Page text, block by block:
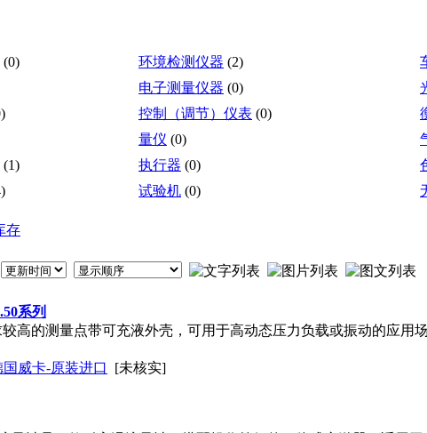
(0) 环境检测仪器 (2)
电子测量仪器 (0)
控制（调节）仪表 (0)
量仪 (0)
(1) 执行器 (0)
试验机 (0)
存
系列
高的测量点带可充液外壳，可用于高动态压力负载或振动的应用
威卡-原装进口
[未核实]